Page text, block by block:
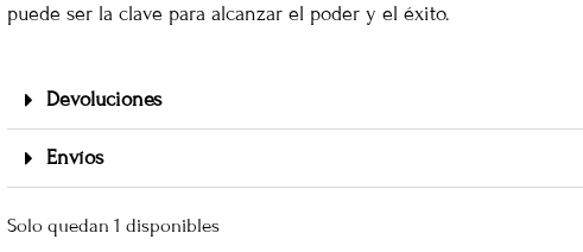
puede ser la clave para alcanzar el poder y el éxito.
Devoluciones
Envíos
Solo quedan 1 disponibles